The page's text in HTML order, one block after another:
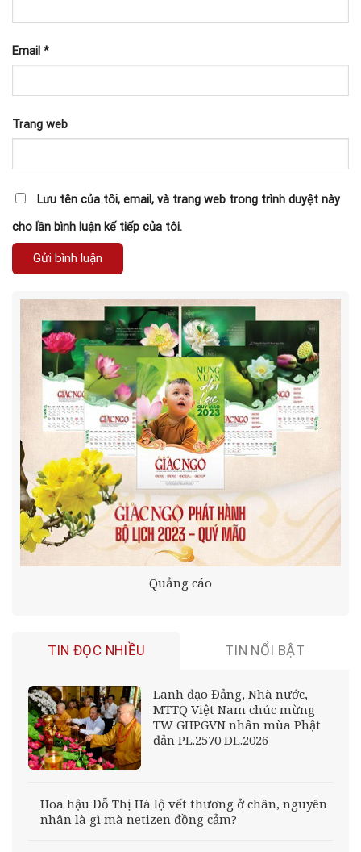
Email *
Trang web
Lưu tên của tôi, email, và trang web trong trình duyệt này
cho lần bình luận kế tiếp của tôi.
Quảng cáo
TIN ĐỌC NHIỀU TIN NỔI BẬT
Lãnh đạo Đảng, Nhà nước,
MTTQ Việt Nam chúc mừng
TW GHPGVN nhân mùa Phật
đản PL.2570 DL.2026
Hoa hậu Đỗ Thị Hà lộ vết thương ở chân, nguyên
nhân là gì mà netizen đồng cảm?